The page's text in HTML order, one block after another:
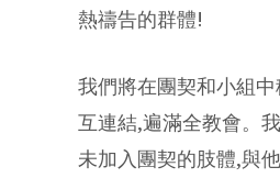
熱禱告的群體!
我們將在團契和小組
互連結,遍滿全教會。
未加入團契的肢體,與